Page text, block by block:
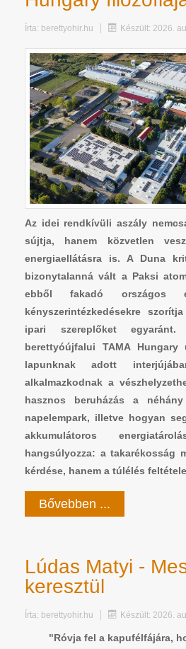
Írta: berettyohir.hu Készült: 2026.
Az idei rendkívüli aszály
sújtja, hanem közvetlen
energiaellátásra is. A Duna
bizonytalanná vált a Paksi
ebből fakadó országos
kényszerintézkedésekre
ipari szereplőket
berettyóújfalui TAMA Hungary
lapunknak adott
alkalmazkodnak a
hasznos beruházás a
napelempark, illetve hogyan
akkumulátoros
hangsúlyozza: a takarékosság
kérdése, hanem a túlélés
Bővebben ...
Lúdas Matyi -
keresztül
Írta: berettyohir.hu Készült: 2026.
"Róvja fel a kapufélfájára,